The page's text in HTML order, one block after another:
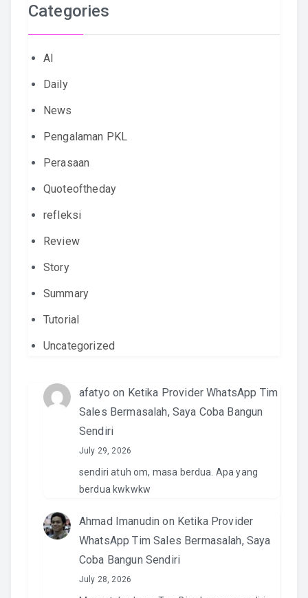
Categories
AI
Daily
News
Pengalaman PKL
Perasaan
Quoteoftheday
refleksi
Review
Story
Summary
Tutorial
Uncategorized
afatyo on Ketika Provider WhatsApp Tim
Sales Bermasalah, Saya Coba Bangun
Sendiri
July 29, 2026
sendiri atuh om, masa berdua. Apa yang
berdua kwkwkw
Ahmad Imanudin on Ketika Provider
WhatsApp Tim Sales Bermasalah, Saya
Coba Bangun Sendiri
July 28, 2026